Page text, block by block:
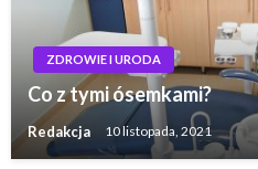
ZDROWIE I URODA
Co z tymi ósemkami?
Redakcja 10 listopada, 2021